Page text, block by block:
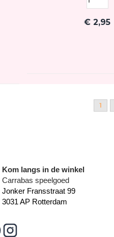
€2,95
1
Kom langs in de winkel
Carrabas speelgoed
Jonker Fransstraat 99
3031 AP Rotterdam